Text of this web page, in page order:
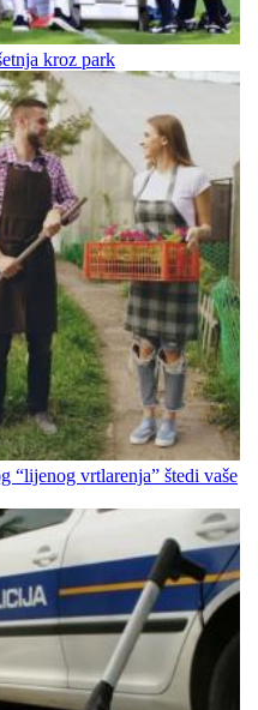
kroz park
“lijenog vrtlarenja” štedi vaše